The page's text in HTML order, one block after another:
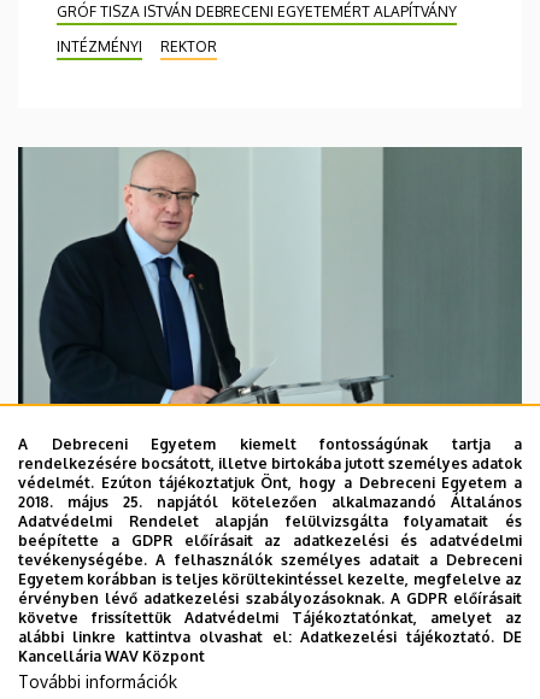
GRÓF TISZA ISTVÁN DEBRECENI EGYETEMÉRT ALAPÍTVÁNY
INTÉZMÉNYI
REKTOR
2026. augusztus 7.
Kossa György búcsúzó beszéde
GRÓF TISZA ISTVÁN DEBRECENI EGYETEMÉRT ALAPÍTVÁNY
INTÉZMÉNYI
A Debreceni Egyetem kiemelt fontosságúnak tartja a
rendelkezésére bocsátott, illetve birtokába jutott személyes adatok
védelmét. Ezúton tájékoztatjuk Önt, hogy a Debreceni Egyetem a
2018. május 25. napjától kötelezően alkalmazandó Általános
Adatvédelmi Rendelet alapján felülvizsgálta folyamatait és
beépítette a GDPR előírásait az adatkezelési és adatvédelmi
tevékenységébe. A felhasználók személyes adatait a Debreceni
Egyetem korábban is teljes körültekintéssel kezelte, megfelelve az
érvényben lévő adatkezelési szabályozásoknak. A GDPR előírásait
követve frissítettük Adatvédelmi Tájékoztatónkat, amelyet az
alábbi linkre kattintva olvashat el:Adatkezelési tájékoztató. DE
Kancellária WAV Központ
További információk